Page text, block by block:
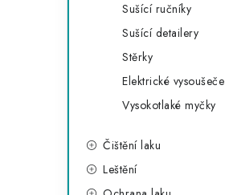
Sušící ručníky
Sušící detailery
Stěrky
Elektrické vysoušeče
Vysokotlaké myčky
Čištění laku
Leštění